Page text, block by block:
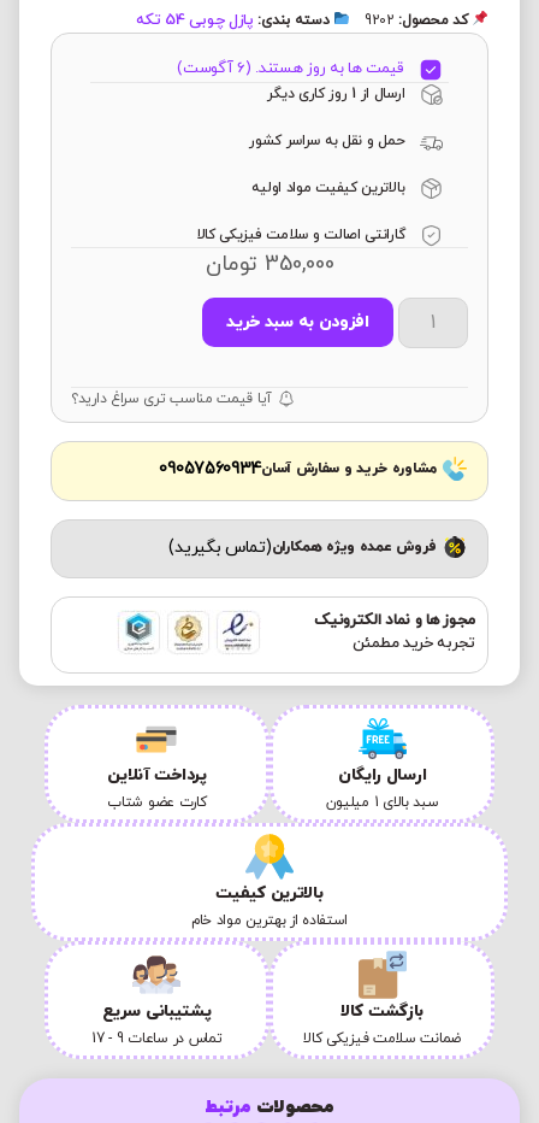
کد محصول: 9202 دسته بندی: پازل چوبی 54 تکه
قیمت ها به روز هستند. (6 آگوست)
ارسال از 1 روز کاری دیگر
حمل و نقل به سراسر کشور
بالاترین کیفیت مواد اولیه
گارانتی اصالت و سلامت فیزیکی کالا
350,000 تومان
افزودن به سبد خرید
آیا قیمت مناسب تری سراغ دارید؟
مشاوره خرید و سفارش آسان09057560934
فروش عمده ویژه همکاران(تماس بگیرید)
مجوز ها و نماد الکترونیک
تجربه خرید مطمئن
ارسال رایگان
سبد بالای 1 میلیون
پرداخت آنلاین
کارت عضو شتاب
بالاترین کیفیت
استفاده از بهترین مواد خام
بازگشت کالا
ضمانت سلامت فیزیکی کالا
پشتیبانی سریع
تماس در ساعات 9 - 17
محصولات مرتبط